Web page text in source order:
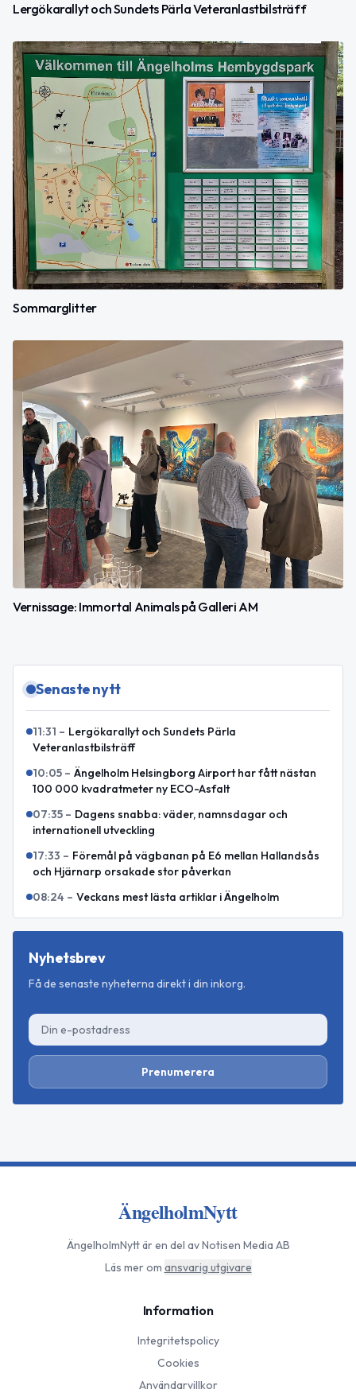
Lergökarallyt och Sundets Pärla Veteranlastbilsträff
Sommarglitter
Vernissage: Immortal Animals på Galleri AM
Senaste nytt
11:31 – Lergökarallyt och Sundets Pärla
Veteranlastbilsträff
10:05 – Ängelholm Helsingborg Airport har fått nästan
100 000 kvadratmeter ny ECO-Asfalt
07:35 – Dagens snabba: väder, namnsdagar och
internationell utveckling
17:33 – Föremål på vägbanan på E6 mellan Hallandsås
och Hjärnarp orsakade stor påverkan
08:24 – Veckans mest lästa artiklar i Ängelholm
Nyhetsbrev
Få de senaste nyheterna direkt i din inkorg.
Prenumerera
ÄngelholmNytt
ÄngelholmNyttär en del av Notisen Media AB
Läs mer om ansvarig utgivare
Information
Integritetspolicy
Cookies
Användarvillkor